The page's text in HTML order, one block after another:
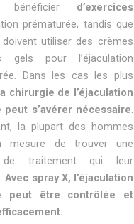
bénéficier d’exercices
prématurée, tandis que
doivent utiliser des crèmes
gels pour l’éjaculation
Dans les cas les plus
la chirurgie de l’éjaculation
peut s’avérer nécessaire.
la plupart des hommes
mesure de trouver une
traitement qui leur
Avec spray X, l’éjaculation
peut être contrôlée et